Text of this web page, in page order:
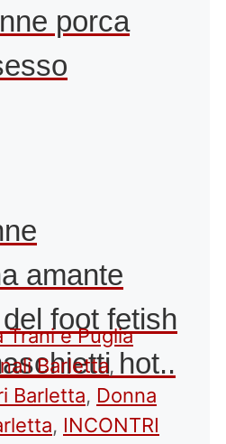
porca
amante
foot fetish
hot..
Trani e PugliaTag
Barletta,
Barletta, Donna
, INCONTRI